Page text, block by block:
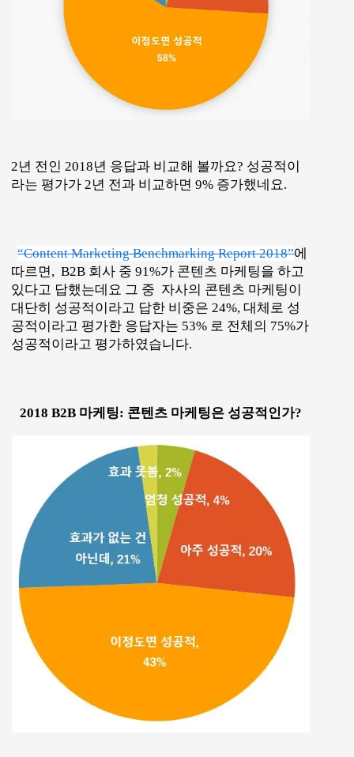
2년 전인 2018년 응답과 비교해 볼까요? 성공적이
라는 평가가 2년 전과 비교하면 9% 증가했네요.
“Content Marketing Benchmarking Report 2018”에
따르면, B2B 회사 중 91%가 콘텐츠 마케팅을 하고
있다고 답했는데요 그 중 자사의 콘텐츠 마케팅이
대단히 성공적이라고 답한 비중은 24%, 대체로 성
공적이라고 평가한 응답자는 53% 로 전체의 75%가
성공적이라고 평가하였습니다.
2018 B2B 마케팅: 콘텐츠 마케팅은 성공적인가?